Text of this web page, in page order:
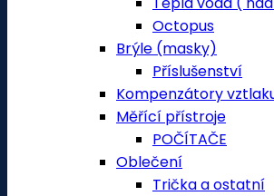
Octopus
Brýle (masky)
Příslušenství
Kompenzátory
Měřící přístroje
POČÍTAČE
Oblečení
Trička a ostatní